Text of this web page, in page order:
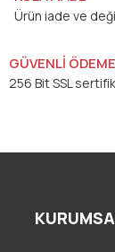
Ürün iade ve
GÜVENLİ ÖDEME
256 Bit SSL